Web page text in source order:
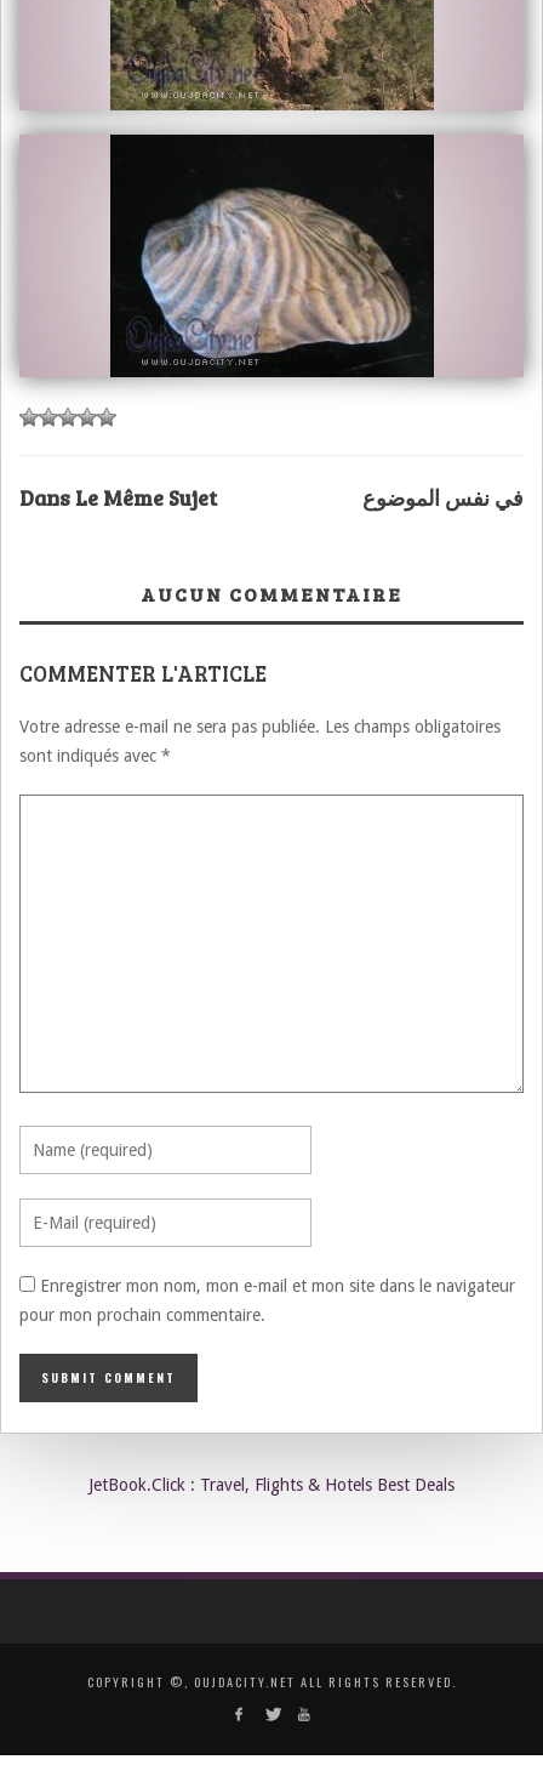
Dans Le Même Sujet في نفس الموضوع
AUCUN COMMENTAIRE
COMMENTER L'ARTICLE
Votre adresse e-mail ne sera pas publiée. Les champs obligatoires
sont indiqués avec *
Enregistrer mon nom, mon e-mail et mon site dans le navigateur
pour mon prochain commentaire.
JetBook.Click : Travel, Flights & Hotels Best Deals
COPYRIGHT ©, OUJDACITY.NET ALL RIGHTS RESERVED.